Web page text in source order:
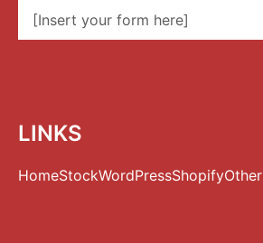
[Insert your form here]
LINKS
HomeStockWordPressShopifyOther